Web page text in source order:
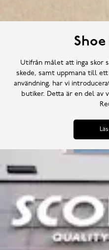
Shoe
Utifrån målet att inga
skede, samt uppmana till
användning, har vi
butiker. Detta är en del av